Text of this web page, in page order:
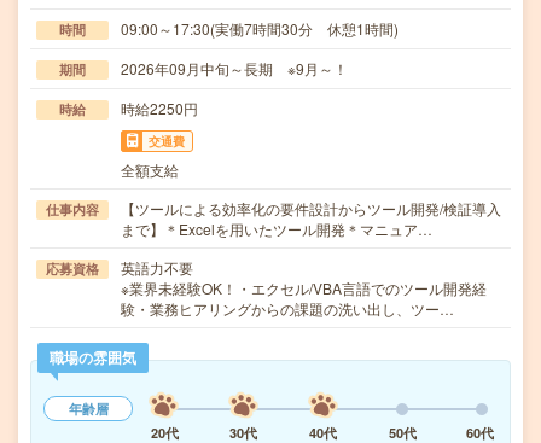
時間 09:00～17:30(実働7時間30分 休憩1時間)
期間 2026年09月中旬～長期 ※9月～！
時給 時給2250円
交通費
全額支給
仕事内容
【ツールによる効率化の要件設計からツール開発/検証導入
まで】＊Excelを用いたツール開発＊マニュア…
応募資格
英語力不要
※業界未経験OK！・エクセル/VBA言語でのツール開発経
験・業務ヒアリングからの課題の洗い出し、ツー…
職場の雰囲気
年齢層
20代
30代 40代 50代
60代